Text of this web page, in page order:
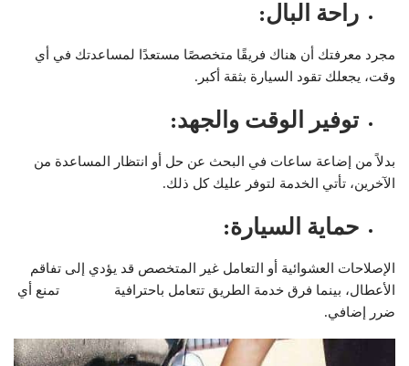
راحة البال:
مجرد معرفتك أن هناك فريقًا متخصصًا مستعدًا لمساعدتك في أي
وقت، يجعلك تقود السيارة بثقة أكبر.
توفير الوقت والجهد:
بدلاً من إضاعة ساعات في البحث عن حل أو انتظار المساعدة من
الآخرين، تأتي الخدمة لتوفر عليك كل ذلك.
حماية السيارة:
الإصلاحات العشوائية أو التعامل غير المتخصص قد يؤدي إلى تفاقم
الأعطال، بينما فرق خدمة الطريق تتعامل باحترافية تمنع أي
ضرر إضافي.